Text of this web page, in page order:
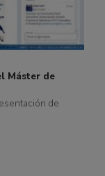
Máster de
de